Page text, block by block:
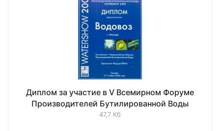
Диплом за участие в V Всемирном Форуме
Производителей Бутилированной Воды
47,7 Кб